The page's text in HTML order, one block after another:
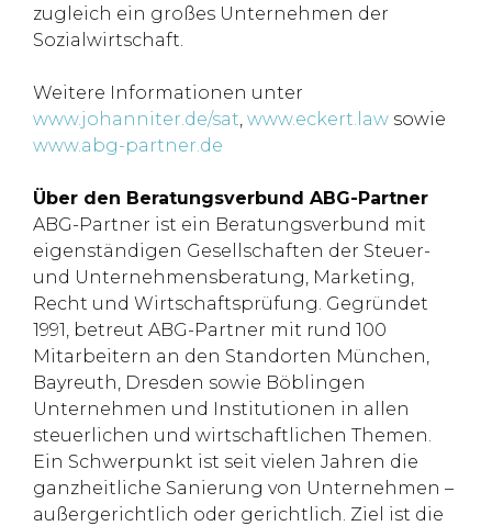
zugleich ein großes Unternehmen der
Sozialwirtschaft.
Weitere Informationen unter
www.johanniter.de/sat, www.eckert.law sowie
www.abg-partner.de
Über den Beratungsverbund ABG-Partner
ABG-Partner ist ein Beratungsverbund mit
eigenständigen Gesellschaften der Steuer-
und Unternehmensberatung, Marketing,
Recht und Wirtschaftsprüfung. Gegründet
1991, betreut ABG-Partner mit rund 100
Mitarbeitern an den Standorten München,
Bayreuth, Dresden sowie Böblingen
Unternehmen und Institutionen in allen
steuerlichen und wirtschaftlichen Themen.
Ein Schwerpunkt ist seit vielen Jahren die
ganzheitliche Sanierung von Unternehmen –
außergerichtlich oder gerichtlich. Ziel ist die